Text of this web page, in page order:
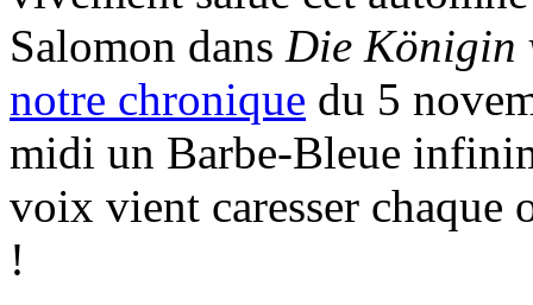
Salomon dans Die Königin
notre chronique du 5
midi un Barbe-Bleue
voix vient caresser chaque
!